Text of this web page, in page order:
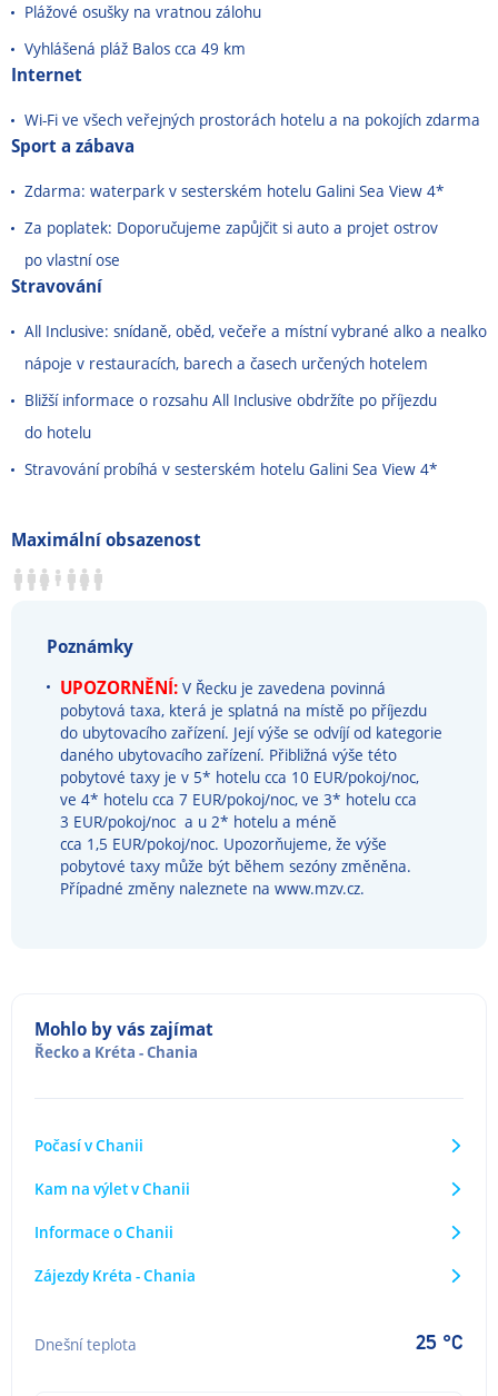
Plážové osušky na vratnou zálohu
Vyhlášená pláž Balos cca 49 km
Internet
Wi-Fi ve všech veřejných prostorách hotelu a na pokojích zdarma
Sport a zábava
Zdarma: waterpark v sesterském hotelu Galini Sea View 4*
Za poplatek: Doporučujeme zapůjčit si auto a projet ostrov
po vlastní ose
Stravování
All Inclusive: snídaně, oběd, večeře a místní vybrané alko a nealko
nápoje v restauracích, barech a časech určených hotelem
Bližší informace o rozsahu All Inclusive obdržíte po příjezdu
do hotelu
Stravování probíhá v sesterském hotelu Galini Sea View 4*
Maximální obsazenost
Poznámky
UPOZORNĚNÍ: V Řecku je zavedena povinná
pobytová taxa, která je splatná na místě po příjezdu
do ubytovacího zařízení. Její výše se odvíjí od kategorie
daného ubytovacího zařízení. Přibližná výše této
pobytové taxy je v 5* hotelu cca 10 EUR/pokoj/noc,
ve 4* hotelu cca 7 EUR/pokoj/noc, ve 3* hotelu cca
3 EUR/pokoj/noc a u 2* hotelu a méně
cca 1,5 EUR/pokoj/noc. Upozorňujeme, že výše
pobytové taxy může být během sezóny změněna.
Případné změny naleznete na www.mzv.cz.
Mohlo by vás zajímat
Řeckoa Kréta - Chania
Počasí v Chanii
Kam na výlet v Chanii
Informace o Chanii
Zájezdy Kréta - Chania
Dnešní teplota 25 °C